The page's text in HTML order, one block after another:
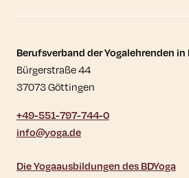
Kontaktdaten und
Berufsverband der Yogalehrenden in
Bürgerstraße 44
37073 Göttingen
+49-551-797-744-0
info@yoga.de
Die Yogaausbildungen des BDYoga